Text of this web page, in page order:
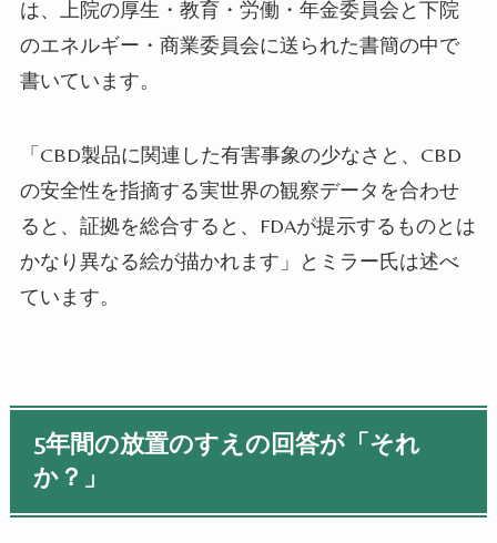
は、上院の厚生・教育・労働・年金委員会と下院
のエネルギー・商業委員会に送られた書簡の中で
書いています。
「 CBD製品に関連した有害事象の少なさと、 CBD
の安全性を指摘する実世界の観察データを合わせ
ると、証拠を総合すると、 FDAが提示するものとは
かなり異なる絵が描かれます」とミラー氏は述べ
ています。
5年間の放置のすえの回答が「それ
か？」